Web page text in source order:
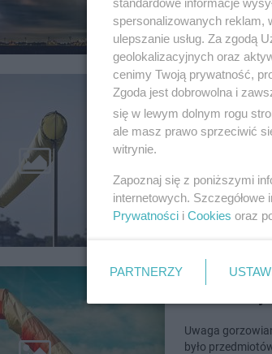
Gorzów:
Uwaga
Uwaga
było
standardowe informacje
spersonalizowanych reklam,
ulepszanie usług. Za zgodą
geolokalizacyjnych oraz
cenimy Twoją prywatność,
Zgoda jest dobrowolna i
się w lewym dolnym rogu
ale masz prawo sprzeciwić
witrynie.
Zapoznaj się z poniższymi
internetowych.
Prywatności i Cookies oraz
PARTNERZY